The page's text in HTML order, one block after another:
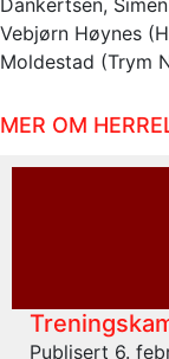
Dankertsen,
Vebjørn Høynes
Moldestad (Trym
MER OM
Publisert 6.